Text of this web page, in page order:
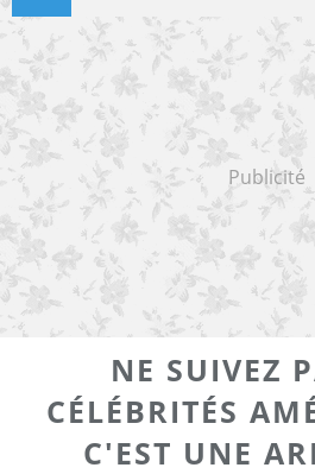
Publicité
NE SUIVEZ
CÉLÉBRITÉS
C'EST UNE